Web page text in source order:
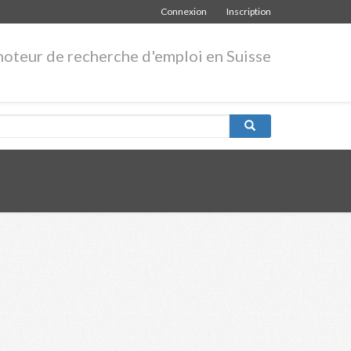
Inscription
Connexion
de recherche d'emploi en Suisse